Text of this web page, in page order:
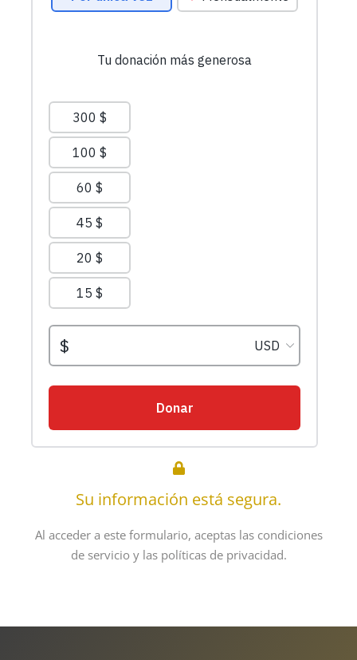
Su información está segura.
Al acceder a este formulario, aceptas las condiciones
de servicio y las políticas de privacidad.